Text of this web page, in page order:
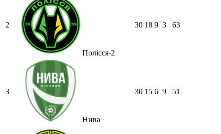
2
Полісся-2
30 18 9 3 63
3
Нива
30 15 6 9 51